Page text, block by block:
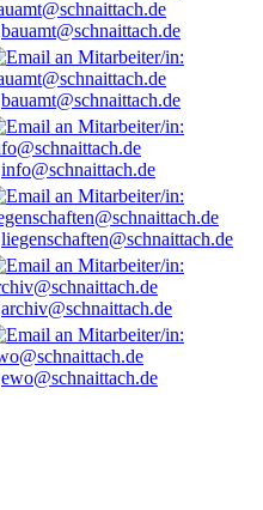
bauamt@schnaittach.de
bauamt@schnaittach.de
info@schnaittach.de
liegenschaften@schnaittach.de
archiv@schnaittach.de
ewo@schnaittach.de